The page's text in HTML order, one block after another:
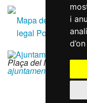
i
Mapa del lloc
legal Política de
Plaça del Mercadal ·
ajuntament@reus.cat